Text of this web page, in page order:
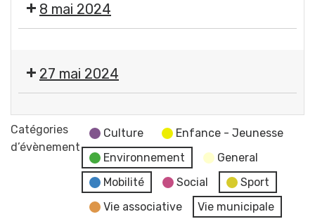
8 mai 2024
commémorative
de
la
Victoire
du
27 mai 2024
Réunion
du
Catégories
d’évènement
Culture
Enfance - Jeunesse
Environnement
General
Mobilité
Social
Sport
Vie associative
Vie municipale